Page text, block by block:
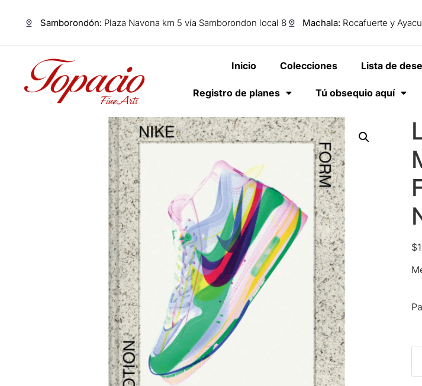
Samborondón: Plaza Navona km 5 vía Samborondon local 8 Machala: Rocafuerte y
Inicio Colecciones Lista de
Registro de planes Tú obsequio aquí
$